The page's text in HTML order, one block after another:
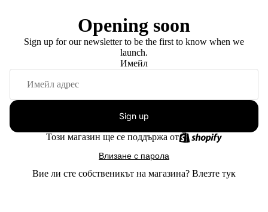
Opening soon
Sign up for our newsletter to be the first to know when we
launch.
Имейл
Sign up
Този магазин ще се поддържа от
Влизане с парола
Вие ли сте собственикът на магазина? Влезте тук